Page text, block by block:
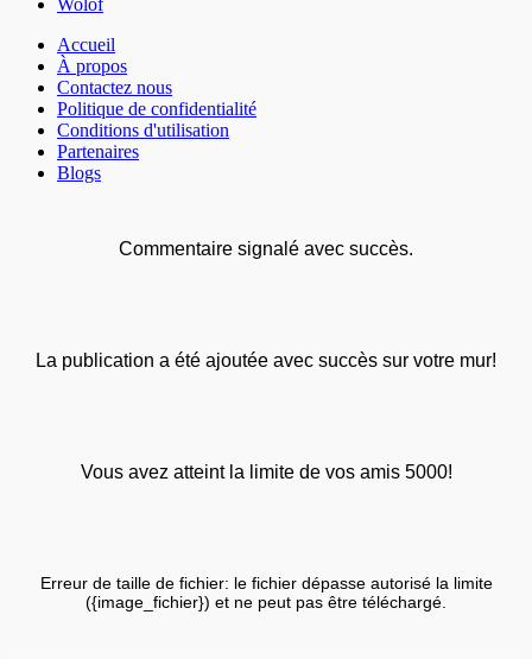
Accueil
À propos
Contactez nous
Politique de confidentialité
Conditions d'utilisation
Partenaires
Blogs
Commentaire signalé avec succès.
La publication a été ajoutée avec succès sur votre mur!
Vous avez atteint la limite de vos amis 5000!
Erreur de taille de fichier: le fichier dépasse autorisé la limite
({image_fichier}) et ne peut pas être téléchargé.